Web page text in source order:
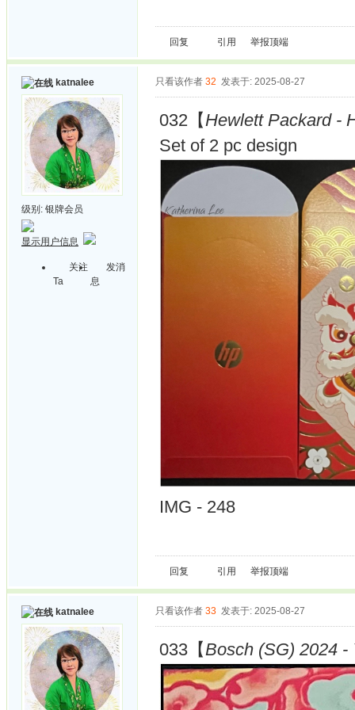
回复 引用 举报顶端
katnalee
级别: 银牌会员
显示用户信息
关注
Ta
发消
息
只看该作者 32 发表于: 2025-08-27
032【Hewlett Packard -
Set of 2 pc design
IMG - 248
回复 引用 举报顶端
katnalee 只看该作者 33 发表于: 2025-08-27
033【Bosch (SG) 2024 -